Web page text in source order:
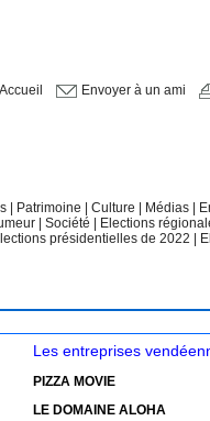
Accueil Envoyer à un ami
Patrimoine |Culture Médias
|Société Elections
présidentielles de 2022
Les entreprises
PIZZA MOVIE
LE DOMAINE ALOHA